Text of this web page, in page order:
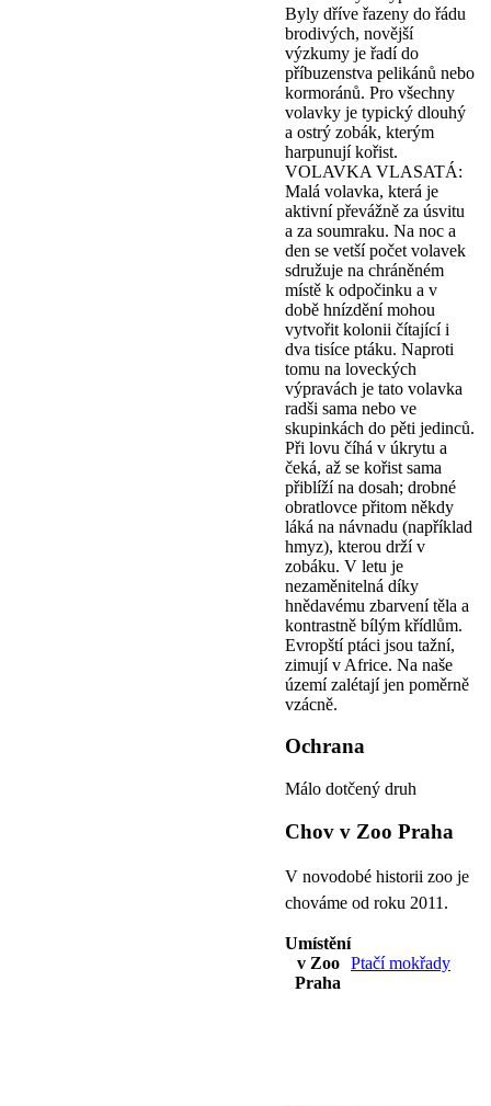
Byly dříve řazeny do řádu
brodivých, novější
výzkumy je řadí do
příbuzenstva pelikánů nebo
kormoránů. Pro všechny
volavky je typický dlouhý
a ostrý zobák, kterým
harpunují kořist.
VOLAVKA VLASATÁ:
Malá volavka, která je
aktivní převážně za úsvitu
a za soumraku. Na noc a
den se vetší počet volavek
sdružuje na chráněném
místě k odpočinku a v
době hnízdění mohou
vytvořit kolonii čítající i
dva tisíce ptáku. Naproti
tomu na loveckých
výpravách je tato volavka
radši sama nebo ve
skupinkách do pěti jedinců.
Při lovu číhá v úkrytu a
čeká, až se kořist sama
přiblíží na dosah; drobné
obratlovce přitom někdy
láká na návnadu (například
hmyz), kterou drží v
zobáku. V letu je
nezaměnitelná díky
hnědavému zbarvení těla a
kontrastně bílým křídlům.
Evropští ptáci jsou tažní,
zimují v Africe. Na naše
území zalétají jen poměrně
vzácně.
Ochrana
Málo dotčený druh
Chov v Zoo Praha
V novodobé historii zoo je
chováme od roku 2011.
Umístění
v Zoo
Praha
Ptačí mokřady